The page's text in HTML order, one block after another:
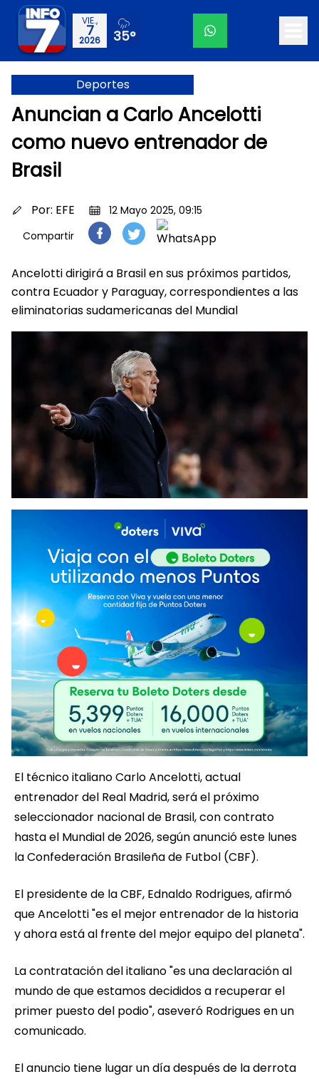
VIE.,
7
2026 35°
Deportes
Anuncian a Carlo Ancelotti
como nuevo entrenador de
Brasil
Por: EFE
12 Mayo 2025, 09:15
Compartir
Ancelotti dirigirá a Brasil en sus próximos partidos,
contra Ecuador y Paraguay, correspondientes a las
eliminatorias sudamericanas del Mundial
El técnico italiano Carlo Ancelotti, actual
entrenador del Real Madrid, será el próximo
seleccionador nacional de Brasil, con contrato
hasta el Mundial de 2026, según anunció este lunes
la Confederación Brasileña de Futbol (CBF).
El presidente de la CBF, Ednaldo Rodrigues, afirmó
que Ancelotti "es el mejor entrenador de la historia
y ahora está al frente del mejor equipo del planeta".
La contratación del italiano "es una declaración al
mundo de que estamos decididos a recuperar el
primer puesto del podio", aseveró Rodrigues en un
comunicado.
El anuncio tiene lugar un día después de la derrota